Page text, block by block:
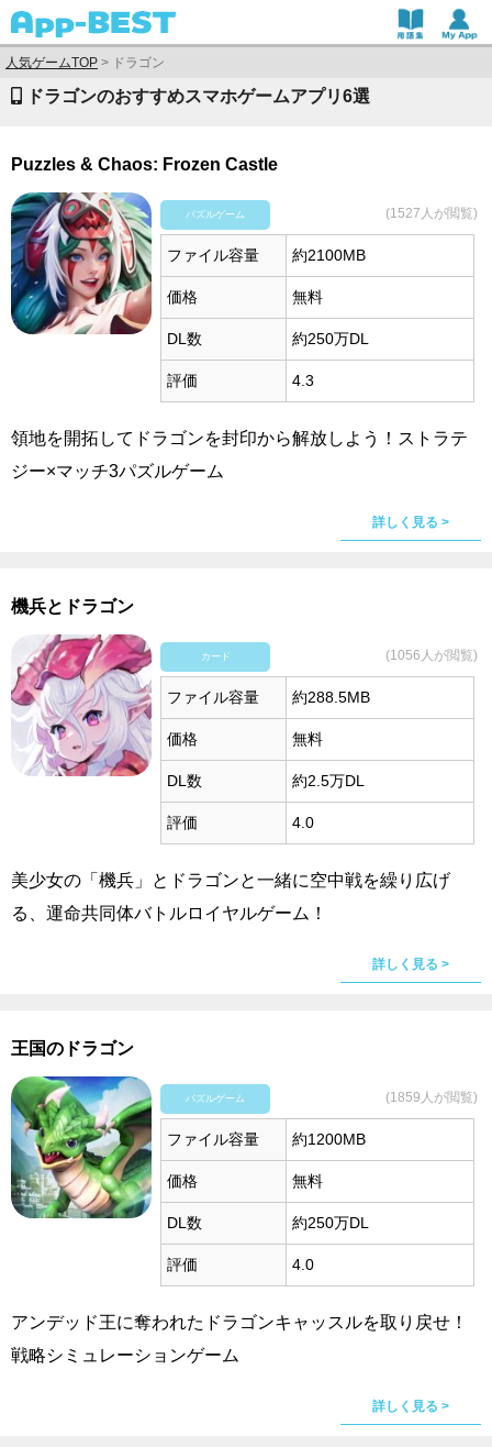
人気ゲームTOP > ドラゴン
ドラゴンのおすすめスマホゲームアプリ6選
Puzzles & Chaos: Frozen Castle
パズルゲーム (1527人が閲覧)
ファイル容量 約2100MB
価格 無料
DL数 約250万DL
評価 4.3
領地を開拓してドラゴンを封印から解放しよう！ストラテ
ジー×マッチ3パズルゲーム
詳しく見る >
機兵とドラゴン
カード (1056人が閲覧)
ファイル容量 約288.5MB
価格 無料
DL数 約2.5万DL
評価 4.0
美少女の「機兵」とドラゴンと一緒に空中戦を繰り広げ
る、運命共同体バトルロイヤルゲーム！
詳しく見る >
王国のドラゴン
パズルゲーム (1859人が閲覧)
ファイル容量 約1200MB
価格 無料
DL数 約250万DL
評価 4.0
アンデッド王に奪われたドラゴンキャッスルを取り戻せ！
戦略シミュレーションゲーム
詳しく見る >